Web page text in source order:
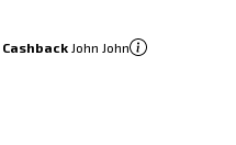
Cashback John John